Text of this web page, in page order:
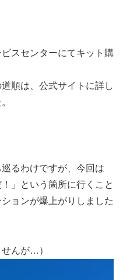
スセンターにてキット購
順は、公式サイトに詳し
るわけですが、今回は
」という箇所に行くこと
ョンが爆上がりしました
んが…）